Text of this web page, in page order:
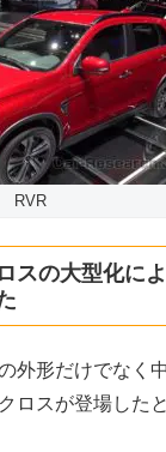
RVR
スの大型化に
外形だけでなく
ロスが登場した